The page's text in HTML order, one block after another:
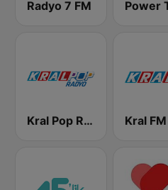
Radyo 7 FM Power
Kral Pop Radyo Kral FM